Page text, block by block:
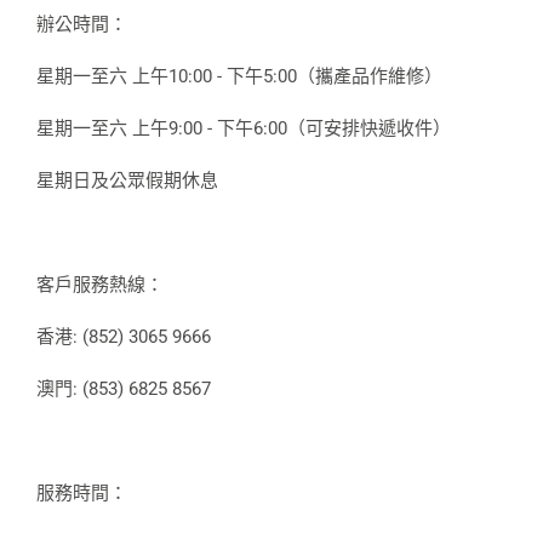
辦公時間：
星期一至六 上午10:00 - 下午5:00（攜產品作維修）
星期一至六 上午9:00 - 下午6:00（可安排快遞收件）
星期日及公眾假期休息
客戶服務熱線：
香港: (852) 3065 9666
澳門: (853) 6825 8567
服務時間：